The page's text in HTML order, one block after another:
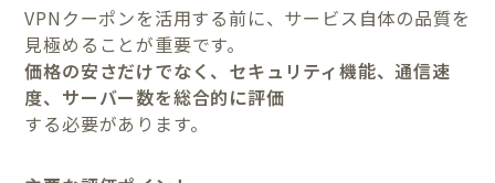
VPNクーポンを活用する前に、サービス自体の品質を
見極めることが重要です。
価格の安さだけでなく、セキュリティ機能、通信速
度、サーバー数を総合的に評価
する必要があります。